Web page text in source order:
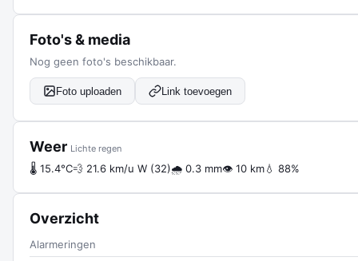
Foto's & media
Nog geen foto's beschikbaar.
Foto uploaden Link toevoegen
Weer Lichte regen
🌡 15.4°C💨 21.6 km/u W (32)🌧 0.3 mm👁 10 km💧 88%
Overzicht
Alarmeringen